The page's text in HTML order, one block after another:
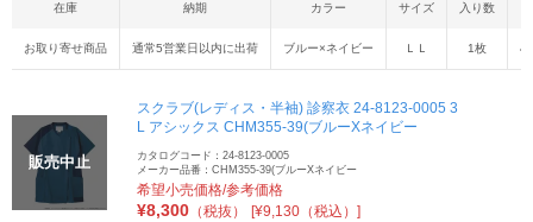
在庫 納期 カラー サイズ 入り数
お取り寄せ商品 通常5営業日以内に出荷 ブルー×ネイビー ＬＬ 1枚
販売中止
スクラブ(レディス・半袖) 診察衣 24-8123-0005 3
L アシックス CHM355-39(ブルーXネイビー
カタログコード：24-8123-0005
メーカー品番：CHM355-39(ブルーXネイビー
希望小売価格/参考価格
¥8,300 （税抜） [¥9,130（税込）]